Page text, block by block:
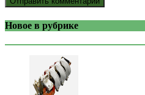
Новое в рубрике